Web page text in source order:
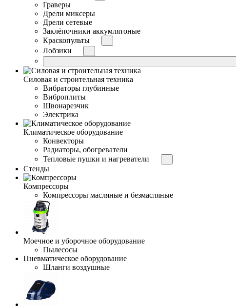
Граверы
Дрели миксеры
Дрели сетевые
Заклёпочники аккумлятоные
Краскопульты
Лобзики
Силовая и строительная техника
Вибраторы глубинные
Виброплиты
Швонарезчик
Электрика
Климатическое оборудование
Конвекторы
Радиаторы, обогреватели
Тепловые пушки и нагреватели
Стенды
Компрессоры
Компрессоры масляные и безмасляные
Моечное и уборочное оборудование
Пылесосы
Пневматическое оборудование
Шланги воздушные